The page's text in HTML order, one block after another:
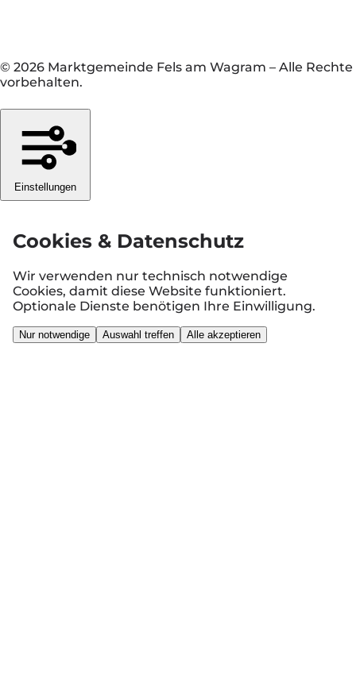
© 2026 Marktgemeinde Fels am Wagram – Alle Rechte
vorbehalten.
Einstellungen
Cookies & Datenschutz
Wir verwenden nur technisch notwendige
Cookies, damit diese Website funktioniert.
Optionale Dienste benötigen Ihre Einwilligung.
Nur notwendige Auswahl treffen Alle akzeptieren